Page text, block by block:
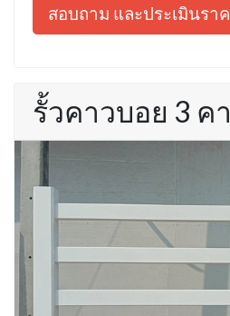
สอบถาม และประเมินรา
รั้วคาวบอย 3 ค